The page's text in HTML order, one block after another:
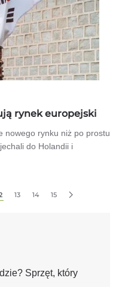
rynek europejski
nowego rynku niż po prostu
do Holandii i
13 14 15
Sprzęt, który